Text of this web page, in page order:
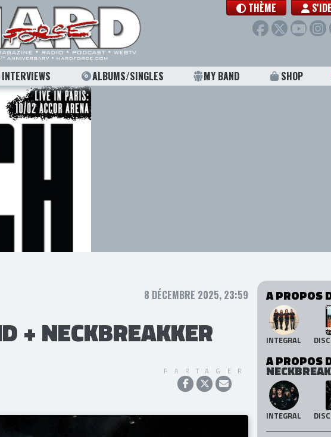
THÈME
INTERVIEWS ALBUMS/SINGLES MY BAND SHOP
8 DÉCEMBRE 2025, 23:59
+ NECKBREAKKER
PARTAGER
A PROPOS
INTEGRAL
A PROPOS
INTEGRAL